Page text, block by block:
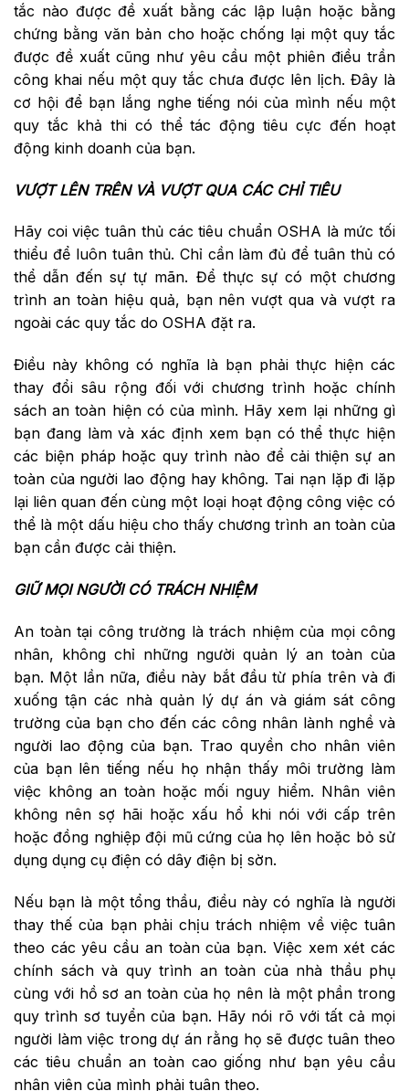
tắc nào được đề xuất bằng các lập luận hoặc bằng
chứng bằng văn bản cho hoặc chống lại một quy tắc
được đề xuất cũng như yêu cầu một phiên điều trần
công khai nếu một quy tắc chưa được lên lịch. Đây là
cơ hội để bạn lắng nghe tiếng nói của mình nếu một
quy tắc khả thi có thể tác động tiêu cực đến hoạt
động kinh doanh của bạn.
VƯỢT LÊN TRÊN VÀ VƯỢT QUA CÁC CHỈ TIÊU
Hãy coi việc tuân thủ các tiêu chuẩn OSHA là mức tối
thiểu để luôn tuân thủ. Chỉ cần làm đủ để tuân thủ có
thể dẫn đến sự tự mãn. Để thực sự có một chương
trình an toàn hiệu quả, bạn nên vượt qua và vượt ra
ngoài các quy tắc do OSHA đặt ra.
Điều này không có nghĩa là bạn phải thực hiện các
thay đổi sâu rộng đối với chương trình hoặc chính
sách an toàn hiện có của mình. Hãy xem lại những gì
bạn đang làm và xác định xem bạn có thể thực hiện
các biện pháp hoặc quy trình nào để cải thiện sự an
toàn của người lao động hay không. Tai nạn lặp đi lặp
lại liên quan đến cùng một loại hoạt động công việc có
thể là một dấu hiệu cho thấy chương trình an toàn của
bạn cần được cải thiện.
GIỮ MỌI NGƯỜI CÓ TRÁCH NHIỆM
An toàn tại công trường là trách nhiệm của mọi công
nhân, không chỉ những người quản lý an toàn của
bạn. Một lần nữa, điều này bắt đầu từ phía trên và đi
xuống tận các nhà quản lý dự án và giám sát công
trường của bạn cho đến các công nhân lành nghề và
người lao động của bạn. Trao quyền cho nhân viên
của bạn lên tiếng nếu họ nhận thấy môi trường làm
việc không an toàn hoặc mối nguy hiểm. Nhân viên
không nên sợ hãi hoặc xấu hổ khi nói với cấp trên
hoặc đồng nghiệp đội mũ cứng của họ lên hoặc bỏ sử
dụng dụng cụ điện có dây điện bị sờn.
Nếu bạn là một tổng thầu, điều này có nghĩa là người
thay thế của bạn phải chịu trách nhiệm về việc tuân
theo các yêu cầu an toàn của bạn. Việc xem xét các
chính sách và quy trình an toàn của nhà thầu phụ
cùng với hồ sơ an toàn của họ nên là một phần trong
quy trình sơ tuyển của bạn. Hãy nói rõ với tất cả mọi
người làm việc trong dự án rằng họ sẽ được tuân theo
các tiêu chuẩn an toàn cao giống như bạn yêu cầu
nhân viên của mình phải tuân theo.